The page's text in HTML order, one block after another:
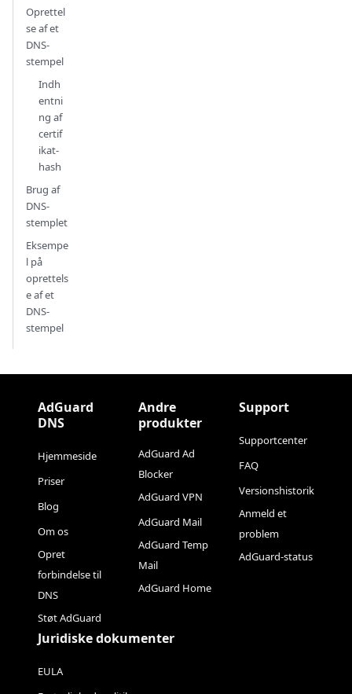
Oprettel
se af et
DNS-
stempel
Indh
entni
ng af
certif
ikat-
hash
Brug af
DNS-
stemplet
Eksempe
l på
oprettels
e af et
DNS-
stempel
AdGuard
DNS
Hjemmeside
Priser
Blog
Om os
Opret
forbindelse til
DNS
Støt AdGuard
Andre
produkter
AdGuard Ad
Blocker
AdGuard VPN
AdGuard Mail
AdGuard Temp
Mail
AdGuard Home
Support
Supportcenter
FAQ
Versionshistorik
Anmeld et
problem
AdGuard-status
Juridiske dokumenter
EULA